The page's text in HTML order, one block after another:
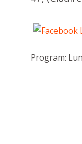
Program: